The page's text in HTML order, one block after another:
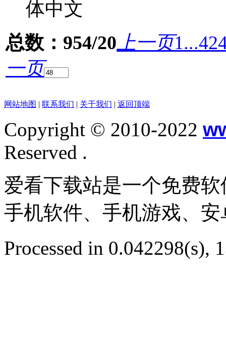
体中文
总数：954/20 上一页1...42
一页
网站地图 | 联系我们 | 关于我们 | 返回顶端
Copyright © 2010-2022
Reserved .
爱看下载站是一个免费
手机软件、手机游戏、
Processed in 0.042298(s),